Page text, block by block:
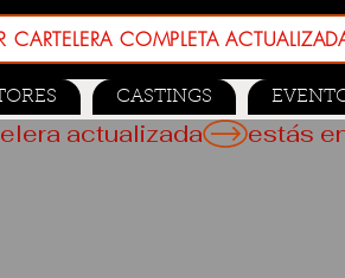
CARTELERA COMPLETA
CASTINGS
actualizada